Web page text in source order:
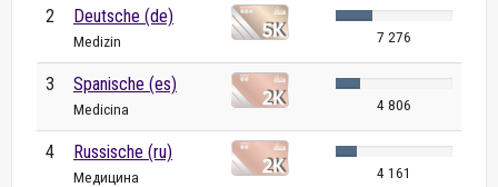
2 Deutsche (de)
Medizin 7 276
3 Spanische (es)
Medicina 4 806
4 Russische (ru)
Медицина 4 161